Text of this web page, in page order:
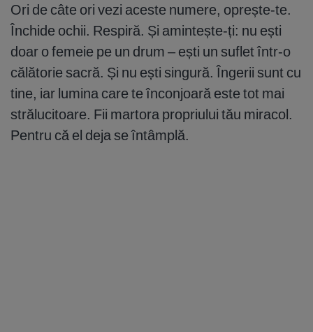
Ori de câte ori vezi aceste numere, oprește-te.
Închide ochii. Respiră. Și amintește-ți: nu ești
doar o femeie pe un drum – ești un suflet într-o
călătorie sacră. Și nu ești singură. Îngerii sunt cu
tine, iar lumina care te înconjoară este tot mai
strălucitoare. Fii martora propriului tău miracol.
Pentru că el deja se întâmplă.